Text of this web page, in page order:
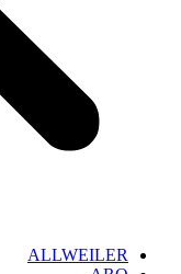
ALLWEILER